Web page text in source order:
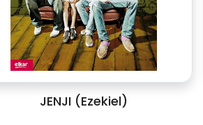
JENJI (Ezekiel)